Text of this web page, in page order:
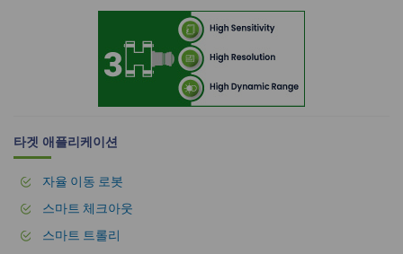
타겟 애플리케이션
자율 이동 로봇
스마트 체크아웃
스마트 트롤리